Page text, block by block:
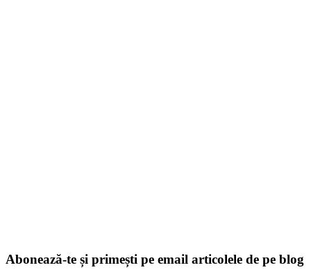
Abonează-te și primești pe email articolele de pe blog